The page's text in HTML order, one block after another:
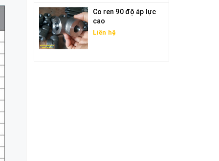
Co ren 90 độ áp lực
cao
Liên hệ